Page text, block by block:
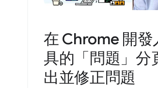
在 Chrome 開發
具的「問題」分
出並修正問題